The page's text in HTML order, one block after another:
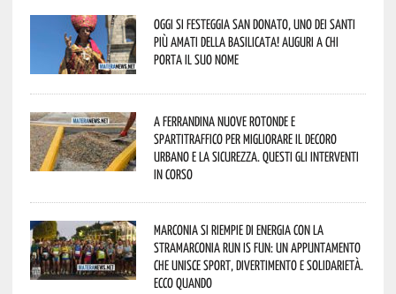
Oggi si festeggia San Donato, uno dei Santi
più amati della Basilicata! Auguri a chi
porta il suo nome
A Ferrandina nuove rotonde e
spartitraffico per migliorare il decoro
urbano e la sicurezza. Questi gli interventi
in corso
Marconia si riempie di energia con la
StraMarconia Run is Fun: un appuntamento
che unisce sport, divertimento e solidarietà.
Ecco quando